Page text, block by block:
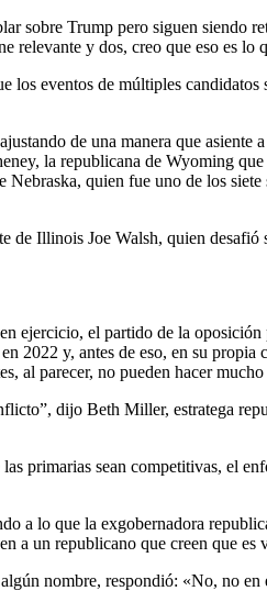
sobre Trump pero siguen
relevante y dos, creo que eso es lo
eventos de múltiples
de una manera que
la republicana de Wyoming
Nebraska, quien fue uno de los
de Illinois Joe Walsh, quien
ejercicio, el partido de la
2022 y, antes de eso, en su
al parecer, no pueden hacer mucho
dijo Beth Miller, estratega
primarias sean competitivas, el
a lo que la exgobernadora
a un republicano que creen que es
nombre, respondió: «No, no en